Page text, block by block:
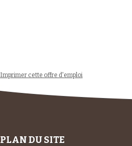
Imprimer cette offre d'emploi
PLAN DU SITE